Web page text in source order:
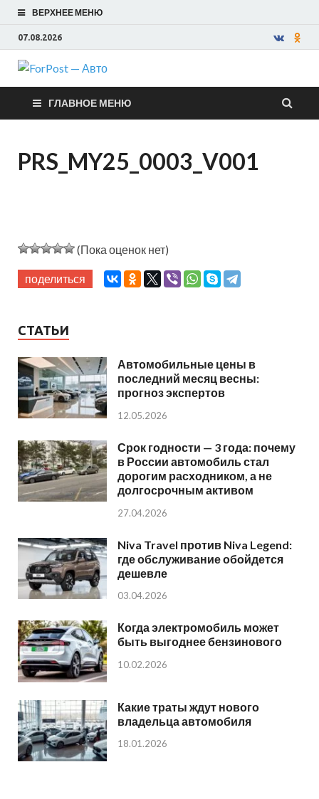
ВЕРХНЕЕ МЕНЮ
07.08.2026
ForPost —
Авто
ГЛАВНОЕ МЕНЮ
PRS_MY25_0003_V001
(Пока оценок нет)
поделиться
СТАТЬИ
Автомобильные цены в
последний месяц весны:
прогноз экспертов
12.05.2026
Срок годности — 3 года: почему
в России автомобиль стал
дорогим расходником, а не
долгосрочным активом
27.04.2026
Niva Travel против Niva Legend:
где обслуживание обойдется
дешевле
03.04.2026
Когда электромобиль может
быть выгоднее бензинового
10.02.2026
Какие траты ждут нового
владельца автомобиля
18.01.2026